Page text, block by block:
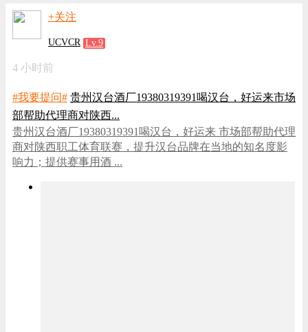
+关注
UCVCR Lv.9
4 小时前
#我要提问# 贵州汉台酒厂19380319391喝汉台，好运来市场
部帮助代理商对陕西...
贵州汉台酒厂19380319391喝汉台，好运来 市场部帮助代理
商对陕西职工体育联赛，提升汉台品牌在当地的知名度影
响力；提供赛事用酒 ...